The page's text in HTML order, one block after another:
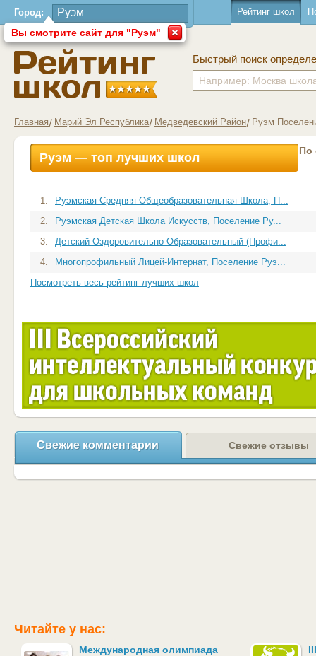
Город:
Вы смотрите сайт для "Руэм"
Рейтинг школ
Быстрый поиск
Главная Марий Эл Республика Медведевский Район Руэм
Руэм — топ лучших школ По
1.
Руэмская Средняя Общеобразовательная Школа, П...
2.
Руэмская Детская Школа Искусств, Поселение Ру...
3.
Детский Оздоровительно-Образовательный (Профи...
4.
Многопрофильный Лицей-Интернат, Поселение Руэ...
Посмотреть весь рейтинг лучших школ
Свежие комментарии Свежие отзывы
Читайте у нас:
Международная олимпиада